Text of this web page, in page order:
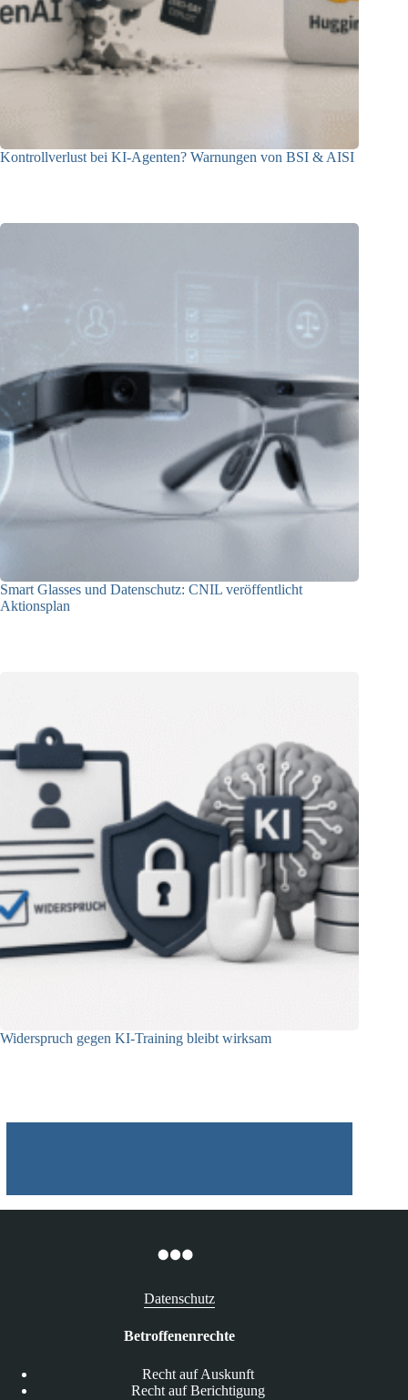
Kontrollverlust bei KI-Agenten? Warnungen von BSI & AISI
Smart Glasses und Datenschutz: CNIL veröffentlicht
Aktionsplan
Widerspruch gegen KI-Training bleibt wirksam
Datenschutz
Betroffenenrechte
Recht auf Auskunft
Recht auf Berichtigung